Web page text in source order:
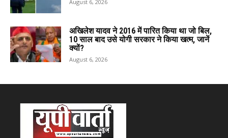
August 6, 2026
अखिलेश यादव ने 2016 में पारित किया था जो बिल,
10 साल बाद उसे योगी सरकार ने किया खत्म, जानें
क्यों?
August 6, 2026